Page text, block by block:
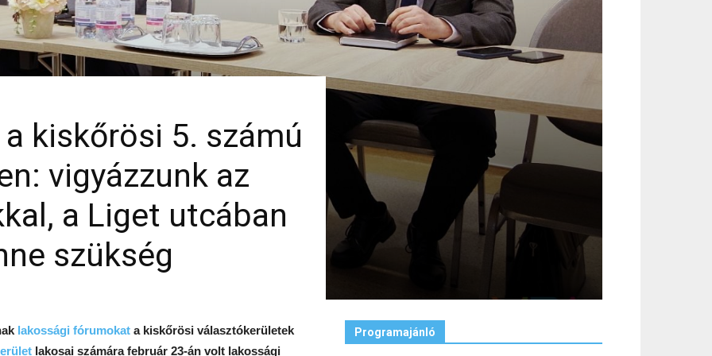
kiskőrösi 5. számú
vigyázzunk az
a Liget utcában
szükség
lakossági fórumokat a kiskőrösi választókerületek
lakosai számára február 23-án volt lakossági
Programajánló